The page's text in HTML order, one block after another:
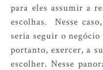
para eles assumir a
escolhas. Nesse
seria seguir o
portanto, exercer, a
escolher. Nesse